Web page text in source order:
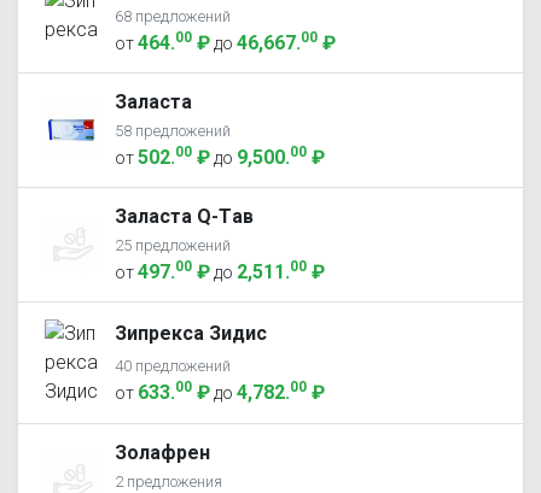
68 предложений
от464.00 ₽ до 46,667.00 ₽
Заласта
58 предложений
от502.00 ₽ до 9,500.00 ₽
Заласта Q-Tав
25 предложений
от497.00 ₽ до 2,511.00 ₽
Зипрекса Зидис
40 предложений
от 633.00 ₽ до 4,782.00 ₽
Золафрен
2 предложения